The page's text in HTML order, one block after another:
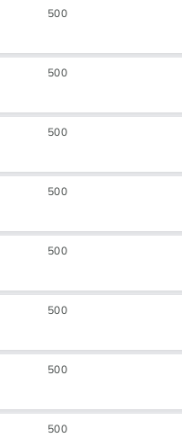
500
500
500
500
500
500
500
500